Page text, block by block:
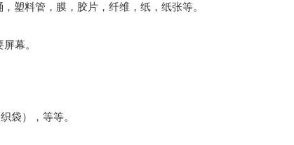
塑料管，膜，胶片，纤维，纸，纸张等。
幕。
袋），等等。